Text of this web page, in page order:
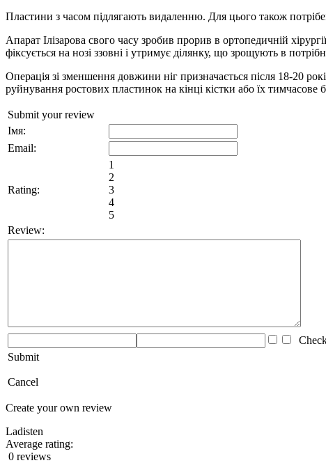
Пластини з часом підлягають видаленню. Для цього також
Апарат Ілізарова свого часу зробив прорив в ортопедичній
фіксується на нозі ззовні і утримує ділянку, що зрощують в
Операція зі зменшення довжини ніг призначається після 18-20
руйнування ростових пластинок на кінці кістки або їх тимчасове
Submit your review
Імя:
Email:
Rating:
1
2
3
4
5
Review:
Submit
Cancel
Create your own review
Ladisten
Average rating:
0 reviews